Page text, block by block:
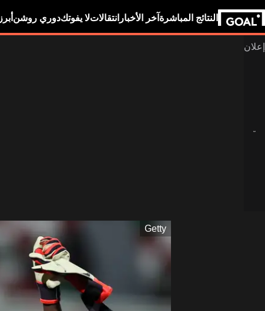
النتائج المباشرة آخر الأخبار انتقالاتلا يفوتكدوري روشن
Getty